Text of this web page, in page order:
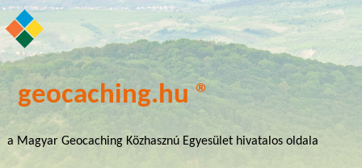
geocaching.hu ®
a Magyar Geocaching Közhasznú Egyesület hivatalos oldala